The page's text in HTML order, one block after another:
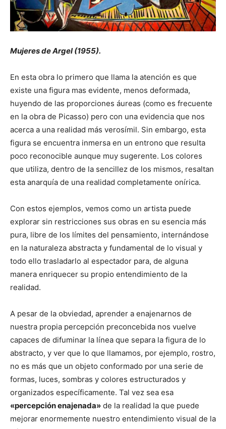
Mujeres de Argel (1955).
En esta obra lo primero que llama la atención es que
existe una figura mas evidente, menos deformada,
huyendo de las proporciones áureas (como es frecuente
en la obra de Picasso) pero con una evidencia que nos
acerca a una realidad más verosímil. Sin embargo, esta
figura se encuentra inmersa en un entrono que resulta
poco reconocible aunque muy sugerente. Los colores
que utiliza, dentro de la sencillez de los mismos, resaltan
esta anarquía de una realidad completamente onírica.
Con estos ejemplos, vemos como un artista puede
explorar sin restricciones sus obras en su esencia más
pura, libre de los límites del pensamiento, internándose
en la naturaleza abstracta y fundamental de lo visual y
todo ello trasladarlo al espectador para, de alguna
manera enriquecer su propio entendimiento de la
realidad.
A pesar de la obviedad, aprender a enajenarnos de
nuestra propia percepción preconcebida nos vuelve
capaces de difuminar la línea que separa la figura de lo
abstracto, y ver que lo que llamamos, por ejemplo, rostro,
no es más que un objeto conformado por una serie de
formas, luces, sombras y colores estructurados y
organizados específicamente. Tal vez sea esa
«percepción enajenada» de la realidad la que puede
mejorar enormemente nuestro entendimiento visual de la